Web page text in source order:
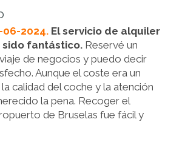
06-2024. El servicio de alquiler
sido fantástico. Reservé un
de negocios y puedo decir
Aunque el coste era un
calidad del coche y la atención
la pena. Recoger el
de Bruselas fue fácil y